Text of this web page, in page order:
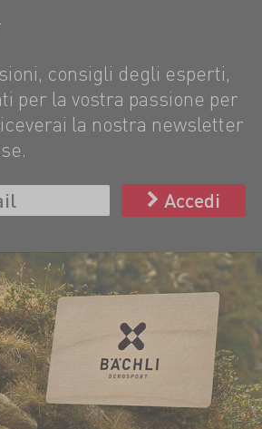
consigli degli esperti,
per la vostra passione per
la nostra newsletter
Accedi